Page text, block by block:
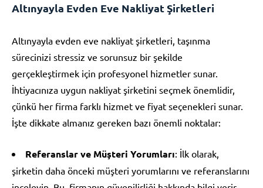
Altınyayla Evden Eve Nakliyat Şirketleri
Altınyayla evden eve nakliyat şirketleri, taşınma
sürecinizi stressiz ve sorunsuz bir şekilde
gerçekleştirmek için profesyonel hizmetler sunar.
İhtiyacınıza uygun nakliyat şirketini seçmek önemlidir,
çünkü her firma farklı hizmet ve fiyat seçenekleri sunar.
İşte dikkate almanız gereken bazı önemli noktalar:
Referanslar ve Müşteri Yorumları: İlk olarak,
şirketin daha önceki müşteri yorumlarını ve referanslarını